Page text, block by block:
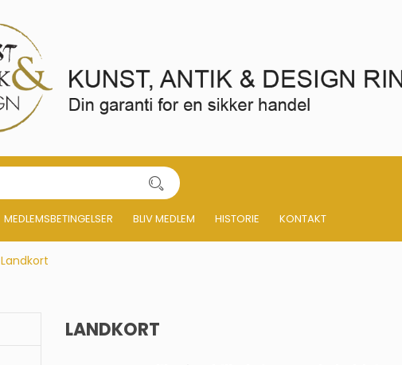
MEDLEMSBETINGELSER BLIV MEDLEM HISTORIE KONTAKT
Landkort
LANDKORT